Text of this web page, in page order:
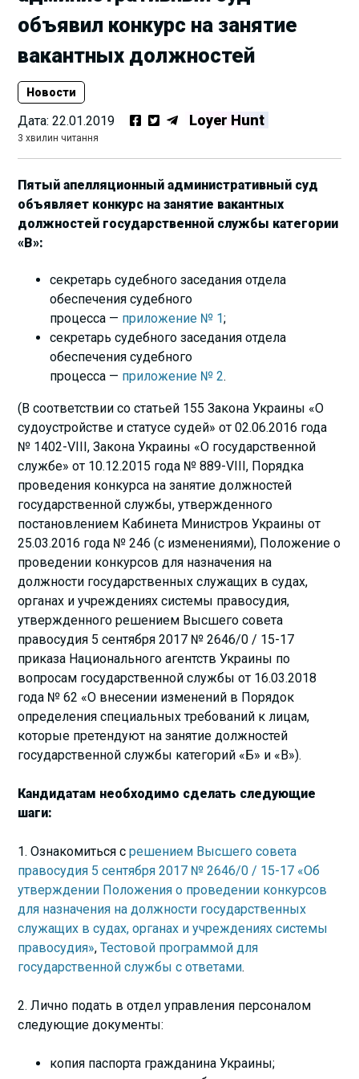
объявил конкурс на занятие
вакантных должностей
Новости
Дата:22.01.2019 Loyer Hunt
3 хвилин читання
Пятый апелляционный административный суд
объявляет конкурс на занятие вакантных
должностей государственной службы категории
«В»:
секретарь судебного заседания отдела
обеспечения судебного
процесса — приложение № 1;
секретарь судебного заседания отдела
обеспечения судебного
процесса — приложение № 2.
(В соответствии со статьей 155 Закона Украины «О
судоустройстве и статусе судей» от 02.06.2016 года
№ 1402-VIII, Закона Украины «О государственной
службе» от 10.12.2015 года № 889-VIII, Порядка
проведения конкурса на занятие должностей
государственной службы, утвержденного
постановлением Кабинета Министров Украины от
25.03.2016 года № 246 (с изменениями), Положение о
проведении конкурсов для назначения на
должности государственных служащих в судах,
органах и учреждениях системы правосудия,
утвержденного решением Высшего совета
правосудия 5 сентября 2017 № 2646/0 / 15-17
приказа Национального агентств Украины по
вопросам государственной службы от 16.03.2018
года № 62 «О внесении изменений в Порядок
определения специальных требований к лицам,
которые претендуют на занятие должностей
государственной службы категорий «Б» и «В»).
Кандидатам необходимо сделать следующие
шаги:
1. Ознакомиться срешением Высшего совета
правосудия 5 сентября 2017 № 2646/0 / 15-17 «Об
утверждении Положения о проведении конкурсов
для назначения на должности государственных
служащих в судах, органах и учреждениях системы
правосудия»,Тестовой программой для
государственной службы с ответами.
2. Лично подать в отдел управления персоналом
следующие документы:
копия паспорта гражданина Украины;